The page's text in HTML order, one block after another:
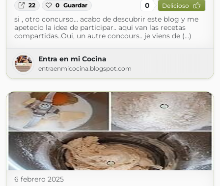
22 0 Guardar 0 Delicioso
si , otro concurso... acabo de descubrir este blog y me
apetecio la idea de participar.. aqui van las recetas
compartidas..Oui, un autre concours.. je viens de (...)
Entra en mi Cocina
entraenmicocina.blogspot.com
6 febrero 2025